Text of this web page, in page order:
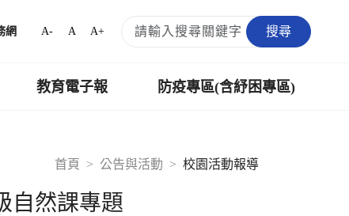
網 A- A A+ 搜尋
教育電子報 防疫專區(含紓困專區)
首頁
公告與活動 校園活動報導
自然課專題